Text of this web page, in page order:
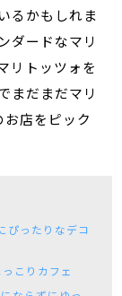
るかもしれま
ダードなマリ
リトッツォを
まだまだマリ
店をピック
ぴったりなデコ
こりカフェ